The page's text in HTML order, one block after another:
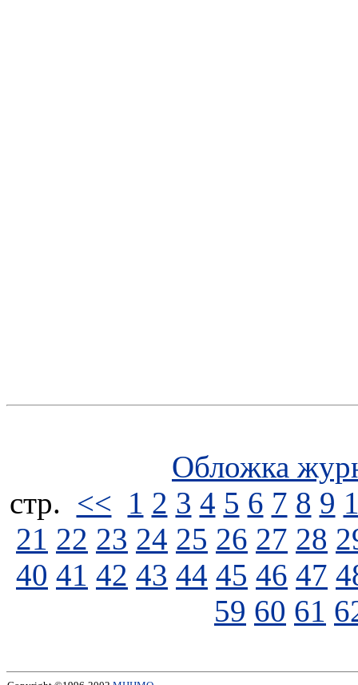
Обложка
стp. << 1 2 3 4 5 6 7 8 9
21 22 23 24 25 26 27 28
40 41 42 43 44 45 46 47
59 60 61